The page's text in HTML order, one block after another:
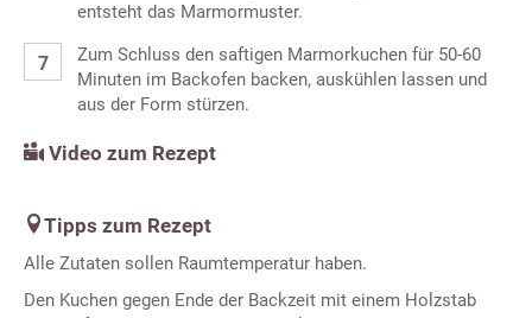
entsteht das Marmormuster.
Zum Schluss den saftigen Marmorkuchen für 50-60
Minuten im Backofen backen, auskühlen lassen und
aus der Form stürzen.
Video zum Rezept
Tipps zum Rezept
Alle Zutaten sollen Raumtemperatur haben.
Den Kuchen gegen Ende der Backzeit mit einem Holzstab